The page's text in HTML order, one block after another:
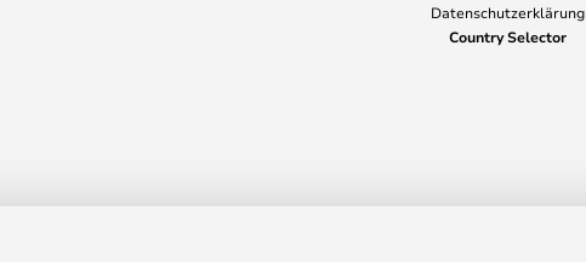
Datenschutzerklärung
Country Selector